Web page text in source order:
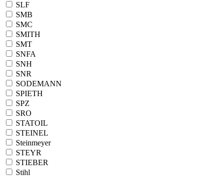
SLF
SMB
SMC
SMITH
SMT
SNFA
SNH
SNR
SODEMANN
SPIETH
SPZ
SRO
STATOIL
STEINEL
Steinmeyer
STEYR
STIEBER
Stihl